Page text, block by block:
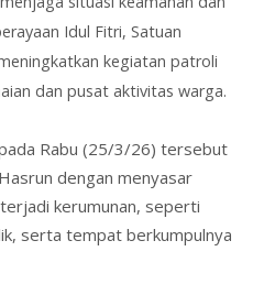
Idul Fitri, Satuan
kegiatan patroli
dan pusat aktivitas warga.
Rabu (25/3/26) tersebut
dengan menyasar
kerumunan, seperti
serta tempat berkumpulnya